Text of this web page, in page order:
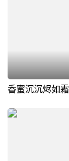
香蜜沉沉烬如霜